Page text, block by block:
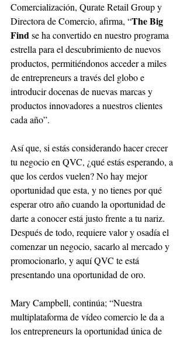
Comercialización, Qurate Retail Group y
Directora de Comercio, afirma, “The Big
Find se ha convertido en nuestro programa
estrella para el descubrimiento de nuevos
productos, permitiéndonos acceder a miles
de entrepreneurs a través del globo e
introducir docenas de nuevas marcas y
productos innovadores a nuestros clientes
cada año”.
Así que, si estás considerando hacer crecer
tu negocio en QVC, ¿qué estás esperando, a
que los cerdos vuelen? No hay mejor
oportunidad que esta, y no tienes por qué
esperar otro año cuando la oportunidad de
darte a conocer está justo frente a tu nariz.
Después de todo, requiere valor y osadía el
comenzar un negocio, sacarlo al mercado y
promocionarlo, y aquí QVC te está
presentando una oportunidad de oro.
Mary Campbell, continúa; “Nuestra
multiplataforma de vídeo comercio le da a
los entrepreneurs la oportunidad única de